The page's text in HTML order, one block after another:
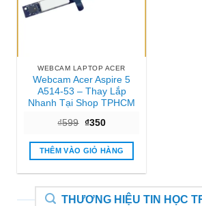
WEBCAM LAPTOP ACER
Webcam Acer Aspire 5
A514-53 – Thay Lắp
Nhanh Tại Shop TPHCM
₫599 Giá
là:
₫599.
₫350Giá
tại
là:
₫350.
THÊM VÀO GIỎ HÀNG
THƯƠNG HIỆU TIN HỌC